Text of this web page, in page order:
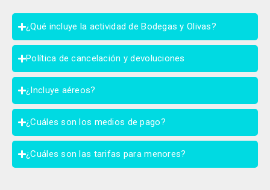
¿Qué incluye la actividad de Bodegas y Olivas?
Política de cancelación y devoluciones
¿Incluye aéreos?
¿Cuáles son los medios de pago?
¿Cuáles son las tarifas para menores?